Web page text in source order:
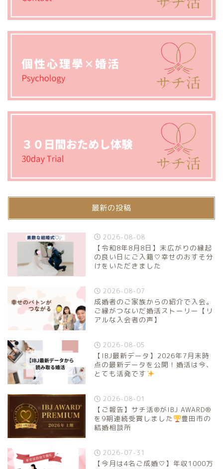
最新の投稿
2026-08-08
【令和8年8月8日】末広がりの縁起
の良い日にご入籍♡幸せのおすそ分
けをいただきました
2026-08-07
成婚者のご家族からの紹介で入会。
ご縁がつないだ婚活ストーリー【リ
アルな入会者の声】
2026-08-05
【IBJ最新データ】2026年7月末時
点の最新データを公開！婚活は今、
とても活発です
2026-08-01
【ご報告】サチ活®がIBJ AWARD®
を9期連続受賞しました
豊田市の
結婚相談所
2026-07-31
【今月は4名ご成婚♡】年収1000万